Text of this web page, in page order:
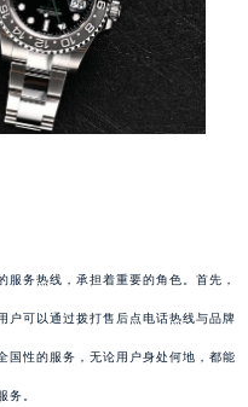
务热线，承担着重要的角色。首先，
户可以通过拨打售后点电话热线与品牌
国性的服务，无论用户身处何地，都能
务。